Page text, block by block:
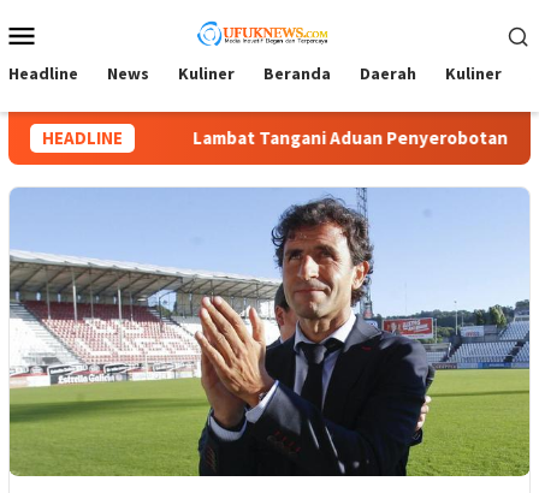
ke
kontenMobile
Headline News Kuliner Beranda Daerah Kuliner
HEADLINE
Penyerobotan Tanah, Tim Kuasa Hukum La Ode Darmawan